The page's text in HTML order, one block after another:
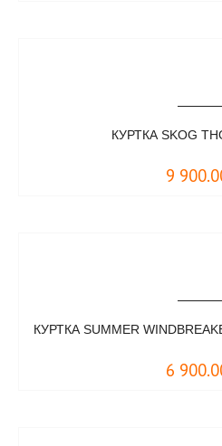
КУРТКА SKOG
9
КУРТКА SUMMER
6